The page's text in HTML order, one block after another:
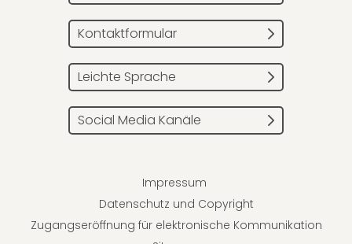
Kontaktformular
Leichte Sprache
Social Media Kanäle
Impressum
Datenschutz und Copyright
Zugangseröffnung für elektronische Kommunikation